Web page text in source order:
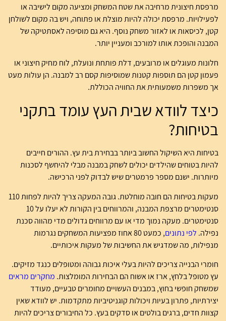
מרפסת חיצונית מרחיבה את שטח המשחק ומציעה מקום לישיבה או
לפעילויות. מרפסת יכולה להיות מוצלת או פתוחה, ויש בה מקום לשולחן
קטן, לכיסאות או לאזור משחק נוסף. היא גם מוסיפה לאסתטיקה של
המבנה והופכת אותו למורכב ומעניין יותר.
חלונות מעוגלים או מרובעים, דלת פותחת ונועלת, לוח מחיק חיצוני או
פעמון קטן הם תוספות קטנות שמוסיפות קסם רב למבנה. הן עולות מעט
אך משפרות משמעותית את החוויה הכוללת.
כיצד לוודא שבית העץ עומד בתקני
בטיחות?
בטיחות היא השיקול החשוב ביותר בבחירת בית עץ. ההורים חייבים
להיות בטוחים שהילדים יכולים לשחק במבנה מבלי להיחשף לסכנות
מיותרות. ישנם מספר פרמטרים שיש לבדוק לפני הרכישה.
מעקות בטיחות הם חובה מוחלטת. גובה המעקה צריך להיות לפחות 110
סנטימטרים מרצפת המבנה, והמרווחים בין הקורות לא יעלו על 10
סנטימטרים. מעקה נמוך מדי או עם מרווחים גדולים מדי מהווה סכנת
נפילה. לפי נתונים
, כמעט 80 אחוז מפציעות המשחקים נגרמות
מנפילות, מה שמדגיש את החשיבות של מעקות איכותיים.
חומרי הבנייה צריכים להיות בעלי איכות גבוהה ומטופלים כנגד מזיקים.
עץ מטופל בלחץ, ארז או אשוח הם הבחירות המומלצות. מחקרים מראים
שמשחק חופשי בחוץ, במבנים העשויים מחומרים טבעיים, מעודד
יצירתיות, פתרון בעיות ויכולות קוגניטיביות מתקדמות. יש לוודא שאין
קצוות חדים, ברגים בולטים או סדקים בעץ. כל החיבורים צריכים להיות